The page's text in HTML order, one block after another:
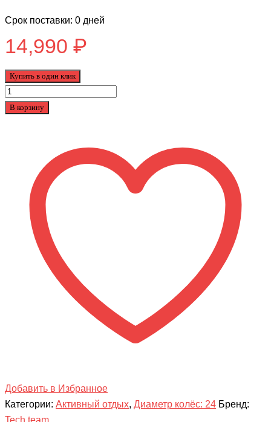
Срок поставки: 0 дней
14,990 ₽
Купить в один клик
Количество
товара
TENET
В корзину
Добавить в Избранное
Категории: Активный отдых, Диаметр колёс: 24 Бренд:
Tech team